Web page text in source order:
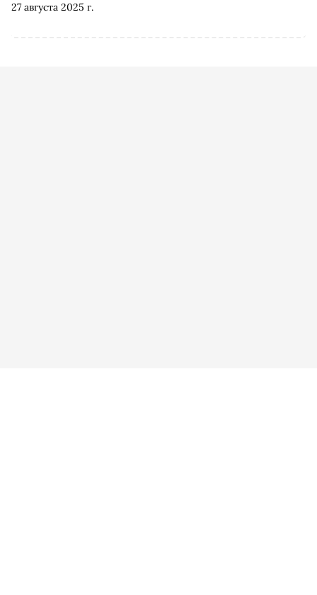
27 августа 2025 г.
в клубе Gazgolder от лейбла Resonance Moscow